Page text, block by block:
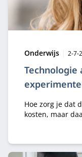
Technologie
Type:
Onderwijs 2-7-
Hoe zorg je dat
kosten, maar
digitalisering, AI